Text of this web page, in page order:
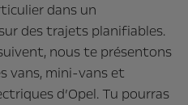
dans un
des trajets planifiables.
nous te présentons
vans, mini-vans et
d’Opel. Tu pourras